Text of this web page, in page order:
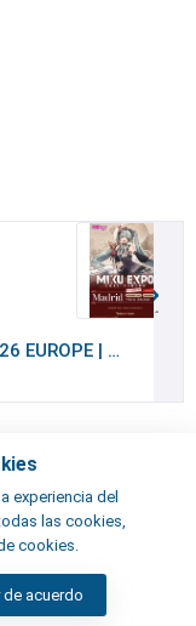
HATSUNE MIKU - MIKU EXPO 2026 EUROPE | VIP Packages
experiencia del
las cookies,
cookies.
de acuerdo